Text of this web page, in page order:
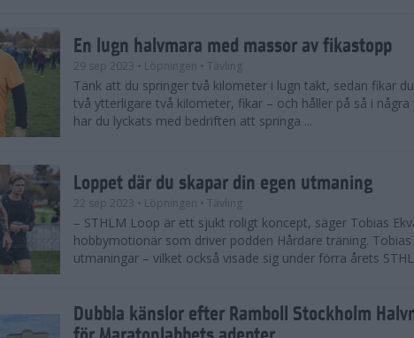
En lugn halvmara med massor av fikastopp
29 sep 2023 • Löpningen • Tävling
Tänk att du springer två kilometer i lugn takt, sedan fikar
två ytterligare två kilometer, fikar – och håller på så i
har du lyckats med bedriften att springa ...
Loppet där du skapar din egen utmaning
22 sep 2023 • Löpningen • Tävling
– STHLM Loop är ett sjukt roligt koncept, säger Tobias
hobbymotionär som driver podden Hårdare träning.
utmaningar – vilket också visade sig under förra årets
Dubbla känslor efter Ramboll Stockholm